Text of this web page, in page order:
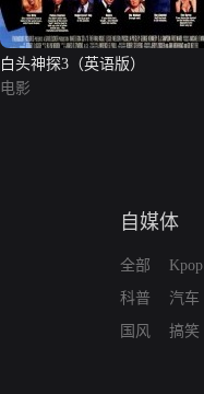
白头神探3（英语版）
电影
自媒体
全部
科普
国风
Kpop
汽车
搞笑